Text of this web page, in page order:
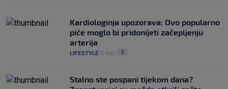
Kardiologinja upozorava: Ovo popularno
piće moglo bi pridonijeti začepljenju
arterija
LIFESTYLE 7. kol. 2
Stalno ste pospani tijekom dana?